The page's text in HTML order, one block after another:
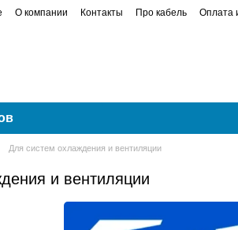
О компании Контакты Про кабель Оплата
Для систем охлаждения и вентиляции
и вентиляции